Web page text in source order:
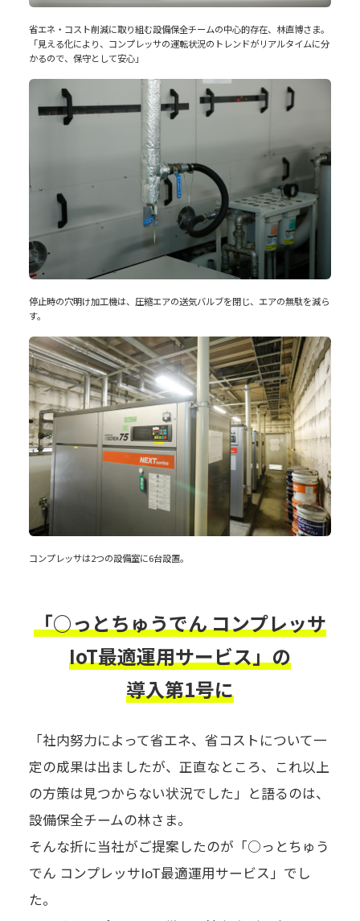
省エネ・コスト削減に取り組む設備保全チームの中心的存在、林直博さま。
「見える化により、コンプレッサの運転状況のトレンドがリアルタイムに分
かるので、保守として安心」
停止時の穴明け加工機は、圧縮エアの送気バルブを閉じ、エアの無駄を減ら
す。
コンプレッサは2つの設備室に6台設置。
「○っとちゅうでん コンプレッサ
IoT最適運用サービス」の
導入第1号に
「社内努力によって省エネ、省コストについて一
定の成果は出ましたが、正直なところ、これ以上
の方策は見つからない状況でした」と語るのは、
設備保全チームの林さま。
そんな折に当社がご提案したのが「○っとちゅう
でん コンプレッサIoT最適運用サービス」でし
た。